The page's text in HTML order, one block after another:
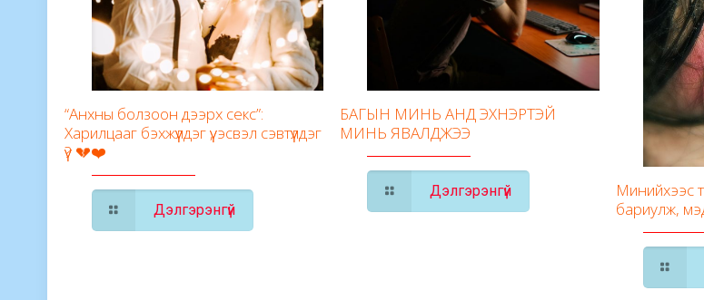
“Анхны болзоон дээрх секс”:
Харилцааг бэхжүүлдэг үү, эсвэл сэвтүүлдэг
үү? 💔❤️
Дэлгэрэнгүй
БАГЫН МИНЬ АНД ЭХНЭРТЭЙ
МИНЬ ЯВАЛДЖЭЭ
Дэлгэрэнгүй
Минийхээс
бариулж,